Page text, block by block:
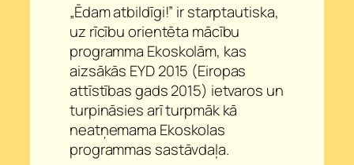
„Ēdam atbildīgi!” ir starptautiska,
uz rīcību orientēta mācību
programma Ekoskolām, kas
aizsākās EYD 2015 (Eiropas
attīstības gads 2015) ietvaros un
turpināsies arī turpmāk kā
neatņemama Ekoskolas
programmas sastāvdaļa.